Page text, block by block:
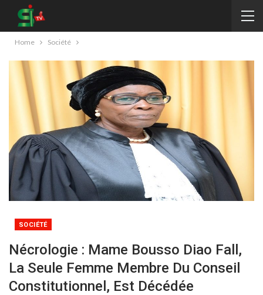
Home Société
SOCIÉTÉ
Nécrologie : Mame Bousso Diao Fall,
La Seule Femme Membre Du Conseil
Constitutionnel, Est Décédée